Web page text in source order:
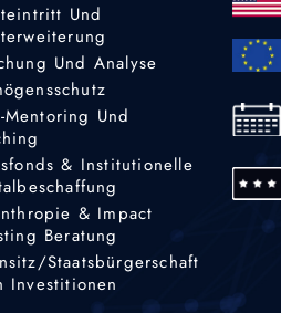
Und
Und Analyse
Mentoring Und
& Institutionelle
& Impact
Beratung
Staatsbürgerschaft
Investitionen